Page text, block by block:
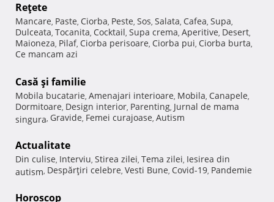
Reţete
Mancare, Paste, Ciorba, Peste, Sos, Salata, Cafea, Supa,
Dulceata, Tocanita, Cocktail, Supa crema, Aperitive, Desert,
Maioneza, Pilaf, Ciorba perisoare, Ciorba pui, Ciorba burta,
Ce mancam azi
Casă şi familie
Mobila bucatarie, Amenajari interioare, Mobila, Canapele,
Dormitoare, Design interior, Parenting, Jurnal de mama
singura, Gravide, Femei curajoase, Autism
Actualitate
Din culise, Interviu, Stirea zilei, Tema zilei, Iesirea din
autism, Despărţiri celebre, Vesti Bune, Covid-19, Pandemie
Horoscop